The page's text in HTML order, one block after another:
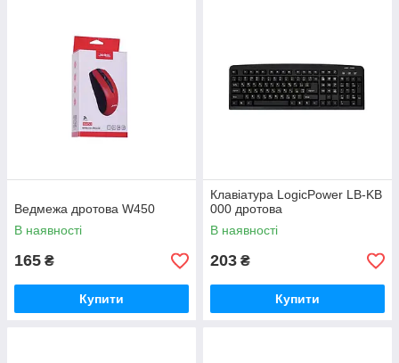
Ведмежа дротова W450
В наявності
165 ₴
Купити
Клавіатура LogicPower LB-KB
000 дротова
В наявності
203 ₴
Купити